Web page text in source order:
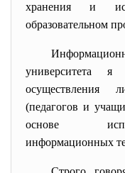
хранения и
образовательном
университета я
осуществления
(педагогов и
основе
информационных